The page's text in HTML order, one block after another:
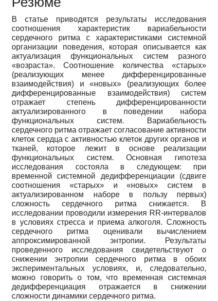
В статье приводятся результаты исследования
соотношения характеристик вариабельности
сердечного ритма с характеристиками системной
организации поведения, которая описывается как
актуализация функциональных систем разного
«возраста». Соотношение количества «старых»
(реализующих менее дифференцированные
взаимодействия) и «новых» (реализующих более
дифференцированные взаимодействия) систем
отражает степень дифференцированности
актуализированного в поведении набора
функциональных систем. Вариабельность
сердечного ритма отражает согласование активности
клеток сердца с активностью клеток других органов и
тканей, которое лежит в основе реализации
функциональных систем. Основная гипотеза
исследования состояла в следующем: при
временной системной дедифференциации (сдвиге
соотношения «старых» и «новых» систем в
актуализированном наборе в пользу первых)
сложность сердечного ритма снижается. В
исследовании проводили измерения RR-интервалов
в условиях стресса и приема алкоголя. Сложность
сердечного ритма оценивали вычислением
аппроксимированной энтропии. Результаты
проведенного исследования свидетельствуют о
снижении энтропии сердечного ритма в обоих
экспериментальных условиях, и, следовательно,
можно говорить о том, что временная системная
дедифференциация отражается в снижении
сложности динамики сердечного ритма.